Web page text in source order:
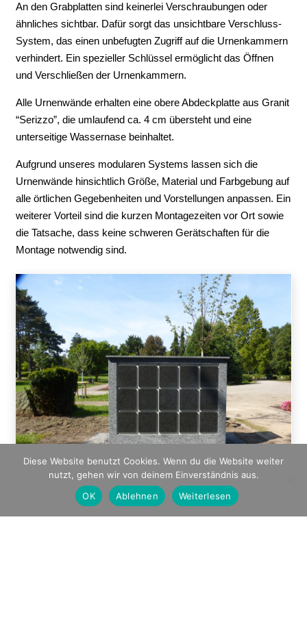
An den Grabplatten sind keinerlei Verschraubungen oder
ähnliches sichtbar. Dafür sorgt das unsichtbare Verschluss-
System, das einen unbefugten Zugriff auf die Urnenkammern
verhindert. Ein spezieller Schlüssel ermöglicht das Öffnen
und Verschließen der Urnenkammern.
Alle Urnenwände erhalten eine obere Abdeckplatte aus Granit
“Serizzo”, die umlaufend ca. 4 cm übersteht und eine
unterseitige Wassernase beinhaltet.
Aufgrund unseres modularen Systems lassen sich die
Urnenwände hinsichtlich Größe, Material und Farbgebung auf
alle örtlichen Gegebenheiten und Vorstellungen anpassen. Ein
weiterer Vorteil sind die kurzen Montagezeiten vor Ort sowie
die Tatsache, dass keine schweren Gerätschaften für die
Montage notwendig sind.
© V+P GmbH
Diese Website benutzt Cookies. Wenn du die Website weiter
nutzt, gehen wir von deinem Einverständnis aus.
OK
Ablehnen Weiterlesen